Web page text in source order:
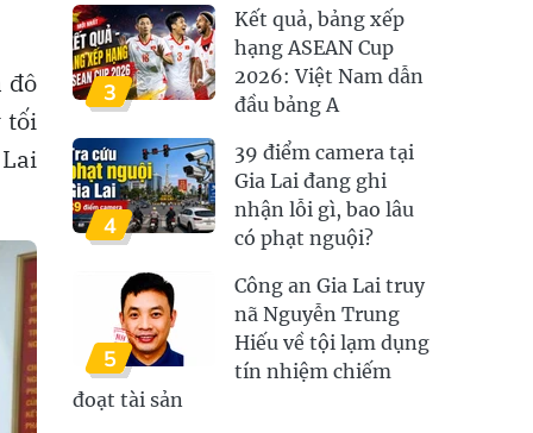
đô
tối
3
Kết quả, bảng xếp
hạng ASEAN Cup
2026: Việt Nam dẫn
đầu bảng A
4
39 điểm camera tại
Gia Lai đang ghi
nhận lỗi gì, bao lâu
có phạt nguội?
5
Công an Gia Lai truy
nã Nguyễn Trung
Hiếu về tội lạm dụng
tín nhiệm chiếm
đoạt tài sản